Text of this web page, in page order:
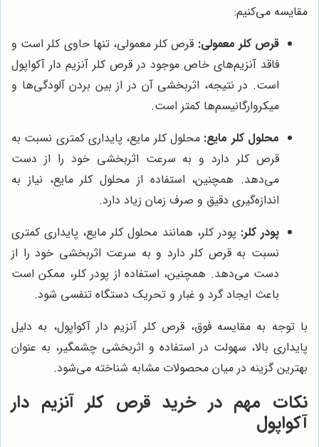
مقایسه می‌کنیم:
قرص کلر معمولی: قرص کلر معمولی، تنها حاوی کلر است و
فاقد آنزیم‌های خاص موجود در قرص کلر آنزیم دار آکواپول
است. در نتیجه، اثربخشی آن در از بین بردن آلودگی‌ها و
میکروارگانیسم‌ها کمتر است.
محلول کلر مایع: محلول کلر مایع، پایداری کمتری نسبت به
قرص کلر دارد و به سرعت اثربخشی خود را از دست
می‌دهد. همچنین، استفاده از محلول کلر مایع، نیاز به
اندازه‌گیری دقیق و صرف زمان زیاد دارد.
پودر کلر: پودر کلر، همانند محلول کلر مایع، پایداری کمتری
نسبت به قرص کلر دارد و به سرعت اثربخشی خود را از
دست می‌دهد. همچنین، استفاده از پودر کلر، ممکن است
باعث ایجاد گرد و غبار و تحریک دستگاه تنفسی شود.
با توجه به مقایسه فوق، قرص کلر آنزیم دار آکواپول، به دلیل
پایداری بالا، سهولت در استفاده و اثربخشی چشمگیر، به عنوان
بهترین گزینه در میان محصولات مشابه شناخته می‌شود.
نکات مهم در خرید قرص کلر آنزیم دار
آکواپول